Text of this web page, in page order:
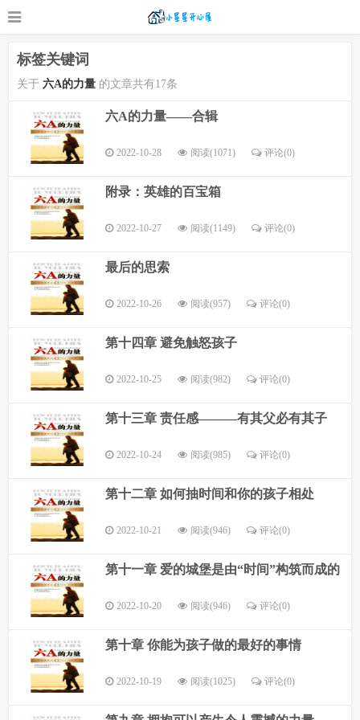
标签关键词
关于 六A的力量 的文章共有17条
六A的力量——合辑
2022-10-28 阅读(1071) 评论(0)
附录：英雄的百宝箱
2022-10-27 阅读(1149) 评论(0)
最后的思索
2022-10-26 阅读(957) 评论(0)
第十四章 避免触怒孩子
2022-10-25 阅读(982) 评论(0)
第十三章 责任感———有其父必有其子
2022-10-24 阅读(985) 评论(0)
第十二章 如何抽时间和你的孩子相处
2022-10-21 阅读(946) 评论(0)
第十一章 爱的城堡是由“时间”构筑而成的
2022-10-20 阅读(946) 评论(0)
第十章 你能为孩子做的最好的事情
2022-10-19 阅读(1025) 评论(0)